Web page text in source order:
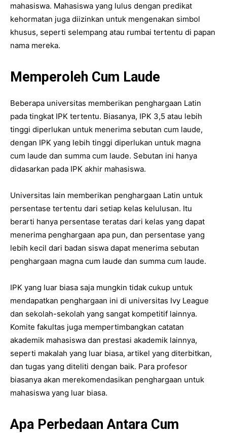
mahasiswa. Mahasiswa yang lulus dengan predikat
kehormatan juga diizinkan untuk mengenakan simbol
khusus, seperti selempang atau rumbai tertentu di papan
nama mereka.
Memperoleh Cum Laude
Beberapa universitas memberikan penghargaan Latin
pada tingkat IPK tertentu. Biasanya, IPK 3,5 atau lebih
tinggi diperlukan untuk menerima sebutan cum laude,
dengan IPK yang lebih tinggi diperlukan untuk magna
cum laude dan summa cum laude. Sebutan ini hanya
didasarkan pada IPK akhir mahasiswa.
Universitas lain memberikan penghargaan Latin untuk
persentase tertentu dari setiap kelas kelulusan. Itu
berarti hanya persentase teratas dari kelas yang dapat
menerima penghargaan apa pun, dan persentase yang
lebih kecil dari badan siswa dapat menerima sebutan
penghargaan magna cum laude dan summa cum laude.
IPK yang luar biasa saja mungkin tidak cukup untuk
mendapatkan penghargaan ini di universitas Ivy League
dan sekolah-sekolah yang sangat kompetitif lainnya.
Komite fakultas juga mempertimbangkan catatan
akademik mahasiswa dan prestasi akademik lainnya,
seperti makalah yang luar biasa, artikel yang diterbitkan,
dan tugas yang diteliti dengan baik. Para profesor
biasanya akan merekomendasikan penghargaan untuk
mahasiswa yang luar biasa.
Apa Perbedaan Antara Cum